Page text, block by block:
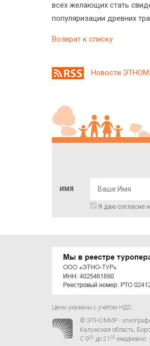
всех желающих стать
популяризации древних
Возврат к списку
Новости
ИМЯ
Я даю согласие
Цены указаны с учётом НДС.
© ЭТНОМИР -
Калужская область,
С 900 до 21 00 ежедневно: